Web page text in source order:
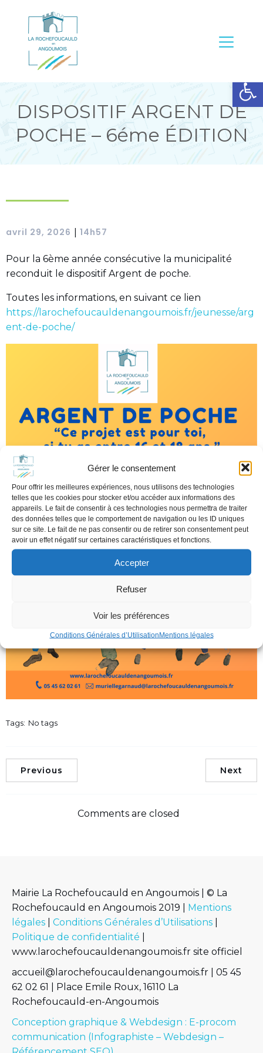
Ouvrir la barre d’outils
Gérer le consentement
Pour offrir les meilleures expériences, nous utilisons des technologies
telles que les cookies pour stocker et/ou accéder aux informations des
appareils. Le fait de consentir à ces technologies nous permettra de traiter
des données telles que le comportement de navigation ou les ID uniques
sur ce site. Le fait de ne pas consentir ou de retirer son consentement peut
avoir un effet négatif sur certaines caractéristiques et fonctions.
Accepter
Refuser
Voir les préférences
Conditions Générales d’UtilisationMentions légales
DISPOSITIF ARGENT DE
POCHE – 6éme ÉDITION
avril 29, 2026 14h57
Pour la 6ème année consécutive la municipalité
reconduit le dispositif Argent de poche.
Toutes les informations, en suivant ce lien
https://larochefoucauldenangoumois.fr/jeunesse/arg
ent-de-poche/
Tags: No tags
Previous Next
Comments are closed
Mairie La Rochefoucauld en Angoumois | © La
Rochefoucauld en Angoumois 2019 |
Mentions
légales
Conditions Générales d’Utilisations
Politique de confidentialité
www.larochefoucauldenangoumois.fr site officiel
accueil@larochefoucauldenangoumois.fr | 05 45
62 02 61 | Place Emile Roux, 16110 La
Rochefoucauld-en-Angoumois
Conception graphique & Webdesign : E-procom
communication (Infographiste – Webdesign –